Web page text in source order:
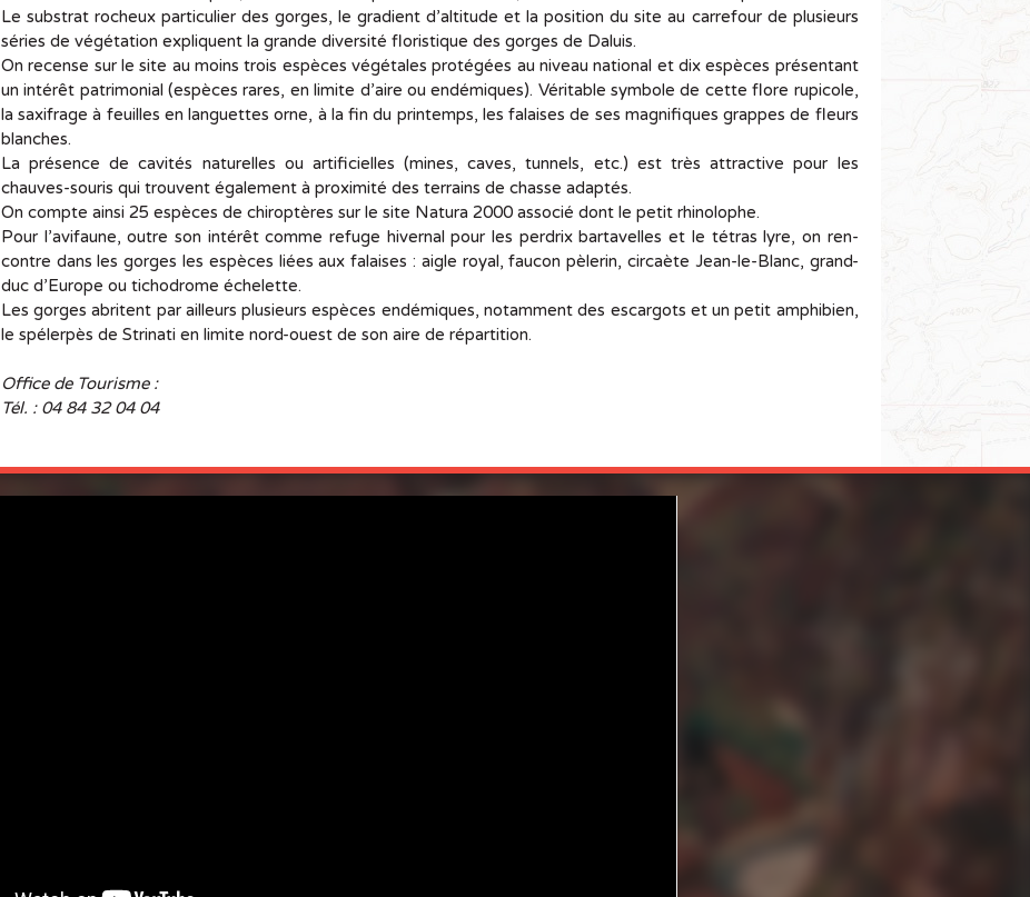
Le sub­strat ro­cheux par­ti­cu­lier des gorges, le gra­dient d’al­ti­tude et la po­si­tion du site au car­re­four de plu­sieurs
sé­ries de vé­gé­ta­tion ex­pliquent la grande di­ver­sité flo­ris­tique des gorges de Da­luis.
On re­cense sur le site au moins trois es­pèces vé­gé­tales pro­té­gées au ni­veau na­tio­nal et dix es­pèces pré­sen­tant
un in­té­rêt pa­tri­mo­nial (es­pèces rares, en li­mite d’aire ou en­dé­miques). Vé­ri­table sym­bole de cette flore ru­pi­cole,
la saxi­frage à feuilles en lan­guettes orne, à la fin du prin­temps, les fa­laises de ses ma­gni­fiques grappes de fleurs
blanches.
La pré­sence de ca­vi­tés na­tu­relles ou ar­ti­fi­cielles (mines, caves, tun­nels, etc.) est très at­trac­tive pour les
chauves-sou­ris qui trouvent éga­le­ment à proxi­mité des ter­rains de chasse adap­tés.
On compte ainsi 25 es­pèces de chi­ro­ptères sur le site Na­tura 2000 as­so­cié dont le petit rhi­no­lophe.
Pour l’avi­faune, outre son in­té­rêt comme re­fuge hi­ver­nal pour les per­drix bar­ta­velles et le té­tras lyre, on ren­
contre dans les gorges les es­pèces liées aux fa­laises : aigle royal, fau­con pè­le­rin, cir­caète Jean-le-Blanc, grand-
duc d’Eu­rope ou ti­cho­drome éche­lette.
Les gorges abritent par ailleurs plu­sieurs es­pèces en­dé­miques, no­tam­ment des es­car­gots et un petit am­phi­bien,
le spé­ler­pès de Stri­nati en li­mite nord-ouest de son aire de ré­par­ti­tion.
Office de Tourisme :
Tél. : 04 84 32 04 04